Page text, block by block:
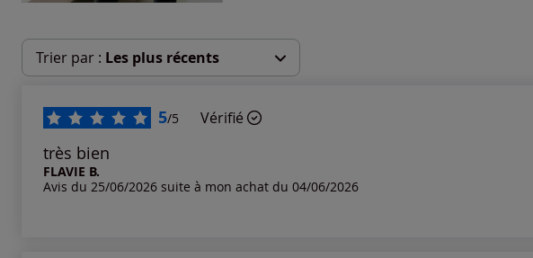
Trier par : Les plus récents
Les plus anciens
5/5 Vérifié
très bien
FLAVIE B.
Avis du 25/06/2026 suite à mon achat du 04/06/2026